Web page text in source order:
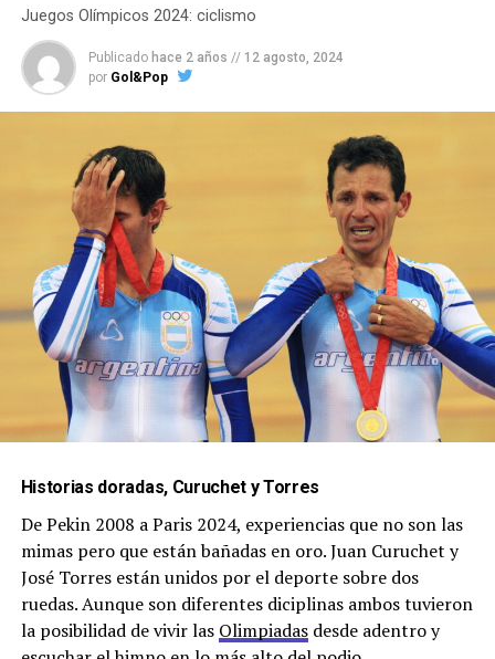
Juegos Olímpicos 2024: ciclismo
Publicado hace 2 años // 12 agosto, 2024
por Gol&Pop
Historias doradas, Curuchet y Torres
De Pekin 2008 a Paris 2024, experiencias que no son las
mimas pero que están bañadas en oro. Juan Curuchet y
José Torres están unidos por el deporte sobre dos
ruedas. Aunque son diferentes diciplinas ambos tuvieron
la posibilidad de vivir las Olimpiadasdesde adentro y